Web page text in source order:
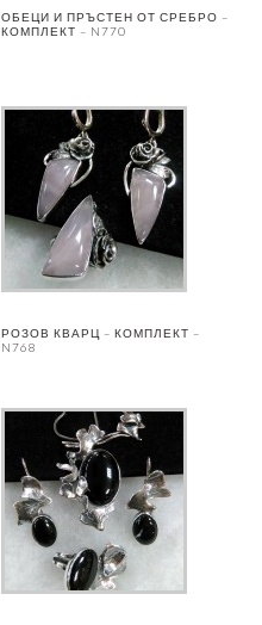
ОБЕЦИ И ПРЪСТЕН ОТ СРЕБРО –
КОМПЛЕКТ – N770
РОЗОВ КВАРЦ – КОМПЛЕКТ –
N768